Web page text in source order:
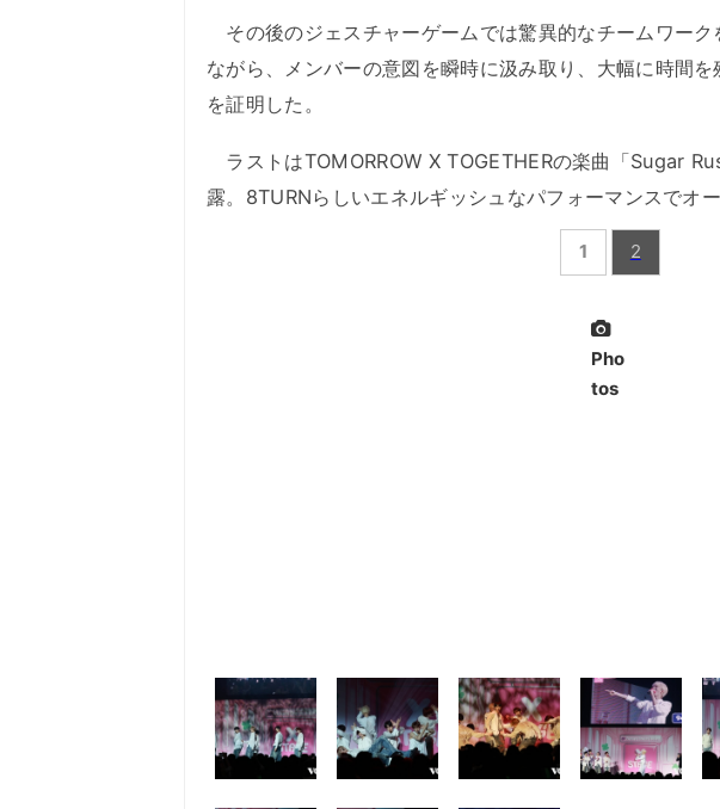
その後のジェスチャーゲームでは驚異的なチームワー
ながら、メンバーの意図を瞬時に汲み取り、大幅に時間
を証明した。
ラストはTOMORROW X TOGETHERの楽曲「Sugar
露。8TURNらしいエネルギッシュなパフォーマンスでオ
1 2
Pho
tos